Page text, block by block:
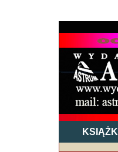
KSIĄŻKI